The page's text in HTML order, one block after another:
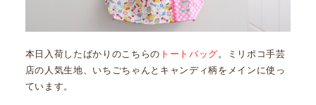
本日入荷したばかりのこちらの トートバッグ。ミリポコ手芸
店の人気生地、いちごちゃんとキャンディ柄をメインに使っ
ています。